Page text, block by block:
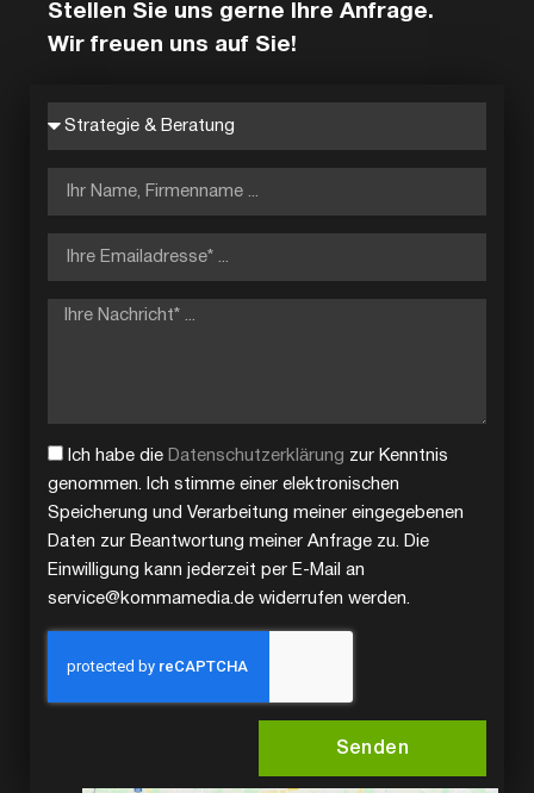
Stellen Sie uns gerne Ihre Anfrage.
Wir freuen uns auf Sie!
Ich habe die Datenschutzerklärung zur Kenntnis
genommen. Ich stimme einer elektronischen
Speicherung und Verarbeitung meiner eingegebenen
Daten zur Beantwortung meiner Anfrage zu. Die
Einwilligung kann jederzeit per E-Mail an
service@kommamedia.de widerrufen werden.
Senden